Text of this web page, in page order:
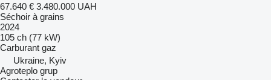
67.640 € 3.480.000 UAH
Séchoir à grains
2024
105 ch (77 kW)
Carburant gaz
Ukraine, Kyiv
Agroteplo grup